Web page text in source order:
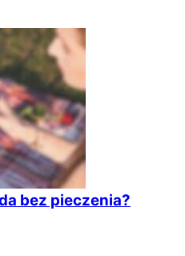
bez pieczenia?